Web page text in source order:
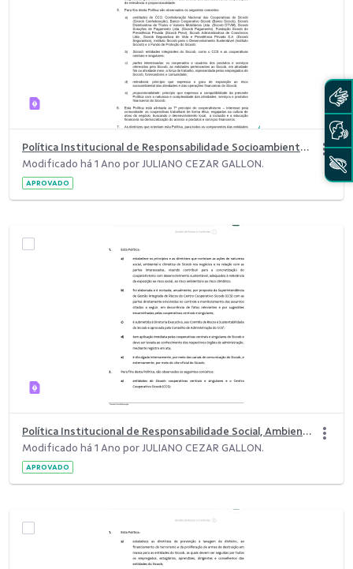
Política Institucional de Responsabilidade Socioambiental.pdf
Modificado há 1 Ano por JULIANO CEZAR GALLON.
APROVADO
Política Institucional de Responsabilidade Social, Ambiental e Climática (PRSAC).pdf
Modificado há 1 Ano por JULIANO CEZAR GALLON.
APROVADO